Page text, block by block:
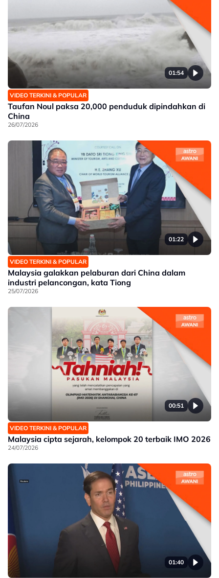
01:54
VIDEO TERKINI & POPULAR
Taufan Noul paksa 20,000 penduduk dipindahkan di
China
26/07/2026
01:22
VIDEO TERKINI & POPULAR
Malaysia galakkan pelaburan dari China dalam
industri pelancongan, kata Tiong
25/07/2026
00:51
VIDEO TERKINI & POPULAR
Malaysia cipta sejarah, kelompok 20 terbaik IMO 2026
24/07/2026
01:40